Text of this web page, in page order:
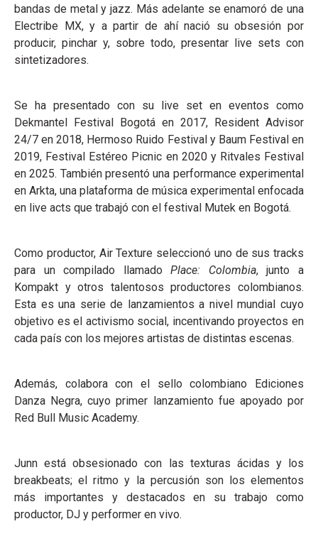
bandas de metal y jazz. Más adelante se enamoró de una
Electribe MX, y a partir de ahí nació su obsesión por
producir, pinchar y, sobre todo, presentar live sets con
sintetizadores.
Se ha presentado con su live set en eventos como
Dekmantel Festival Bogotá en 2017, Resident Advisor
24/7 en 2018, Hermoso Ruido Festival y Baum Festival en
2019, Festival Estéreo Picnic en 2020 y Ritvales Festival
en 2025. También presentó una performance experimental
en Arkta, una plataforma de música experimental enfocada
en live acts que trabajó con el festival Mutek en Bogotá.
Como productor, Air Texture seleccionó uno de sus tracks
para un compilado llamadoPlace: Colombia, junto a
Kompakt y otros talentosos productores colombianos.
Esta es una serie de lanzamientos a nivel mundial cuyo
objetivo es el activismo social, incentivando proyectos en
cada país con los mejores artistas de distintas escenas.
Además, colabora con el sello colombiano Ediciones
Danza Negra, cuyo primer lanzamiento fue apoyado por
Red Bull Music Academy.
Junn está obsesionado con las texturas ácidas y los
breakbeats; el ritmo y la percusión son los elementos
más importantes y destacados en su trabajo como
productor, DJ y performer en vivo.